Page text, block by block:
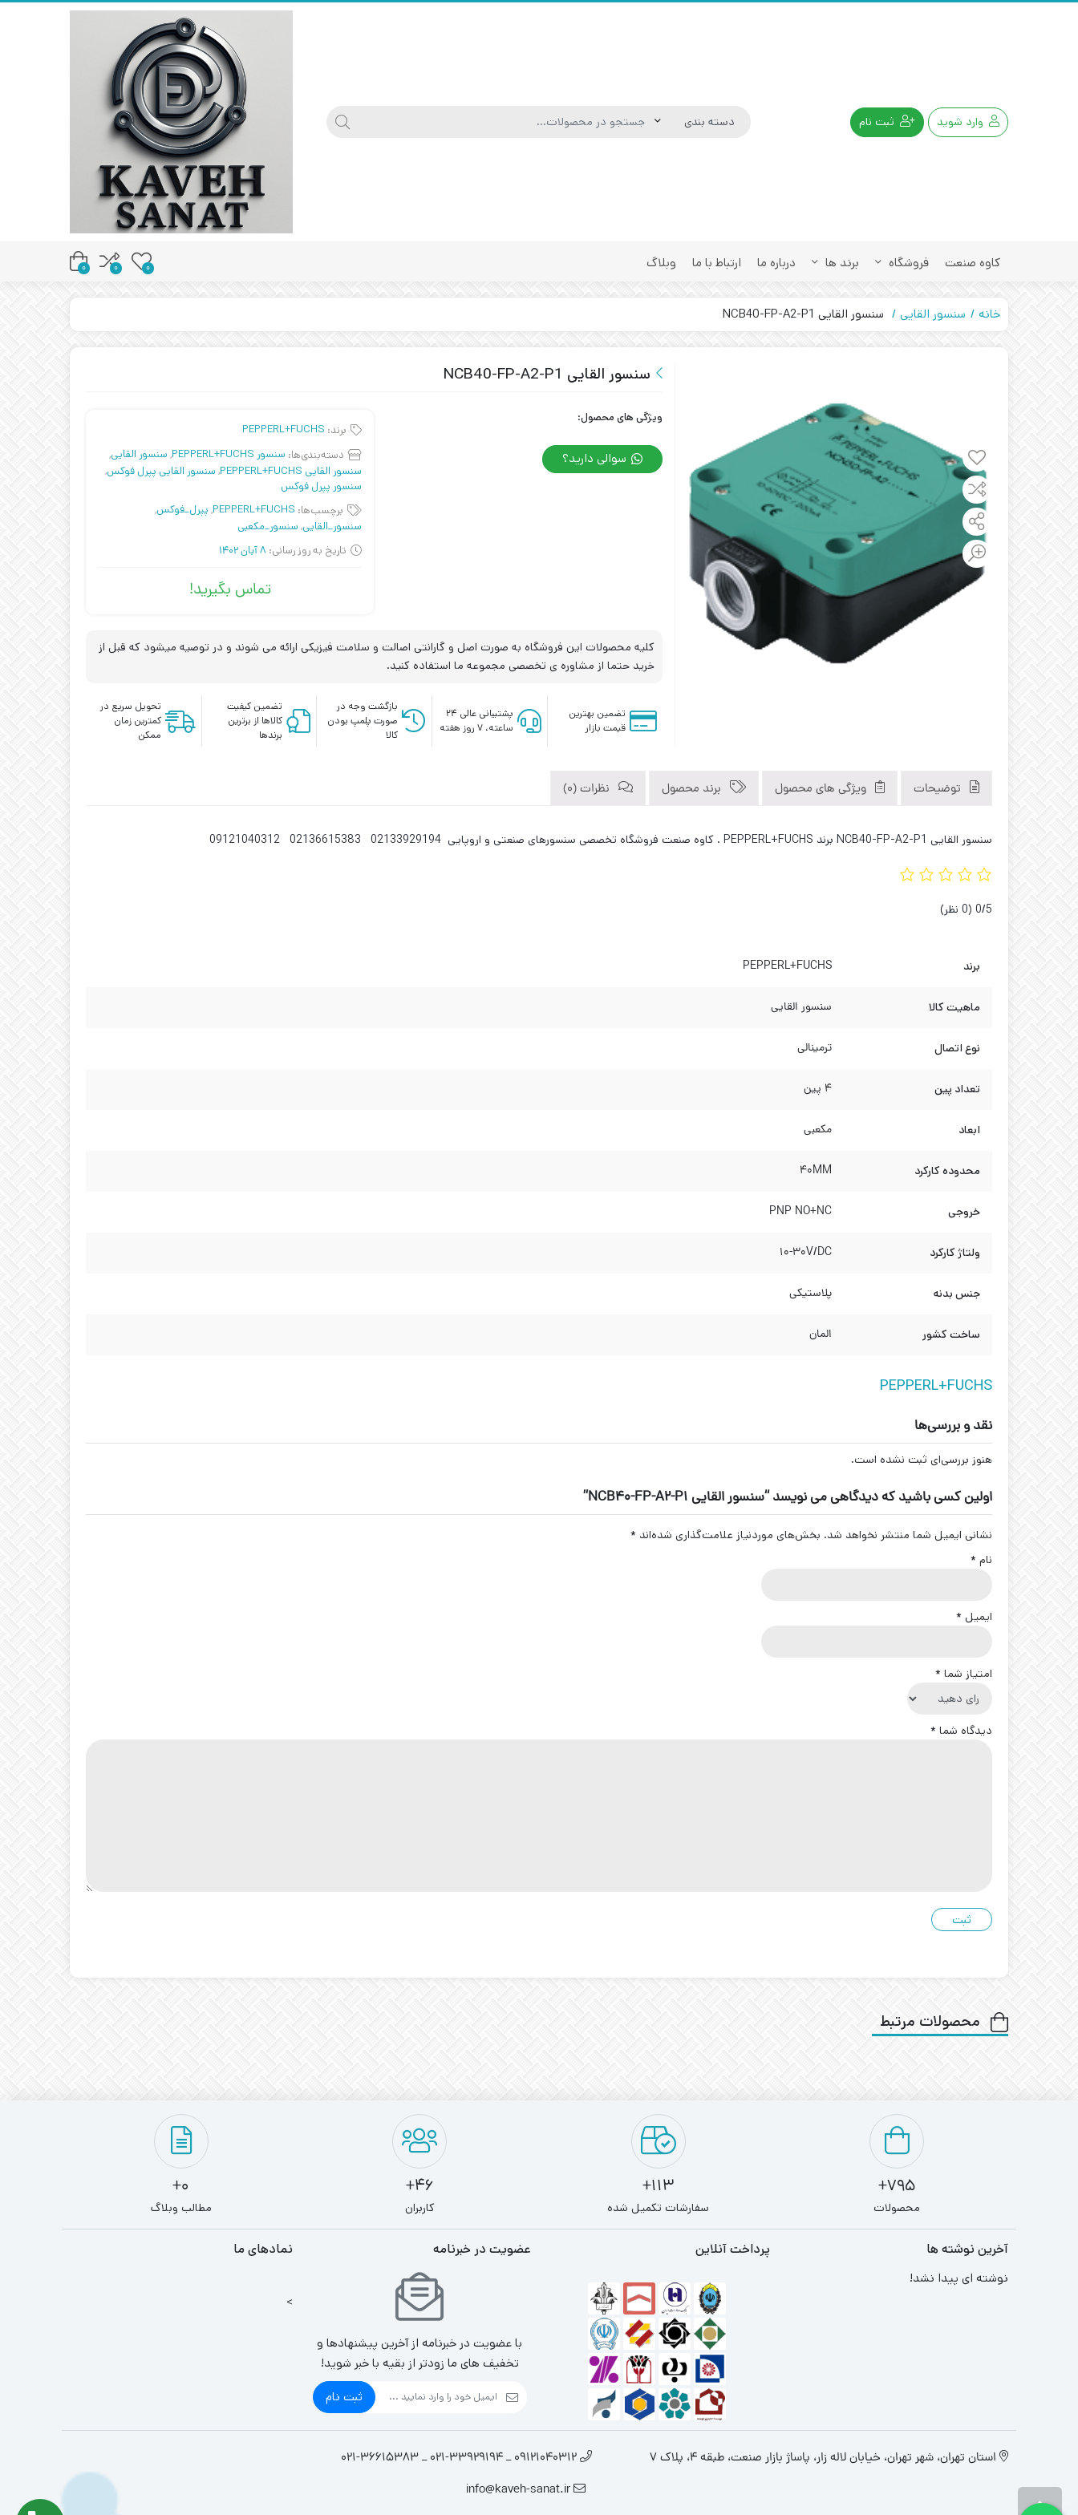
وارد شوید ثبت نام
کاوه صنعت فروشگاه برند ها درباره ما ارتباط با ما وبلاگ 0
0
0
خانه سنسور القایی سنسور القایی NCB40-FP-A2-P1
سنسور القایی NCB40-FP-A2-P1
ویژگی های محصول:
سوالی دارید؟
برند: PEPPERL+FUCHS
دسته‌بندی‌ها: سنسور PEPPERL+FUCHS , سنسور القایی,
سنسور القایی PEPPERL+FUCHS
, سنسور القایی پپرل فوکس,
سنسور پپرل فوکس
برچسب‌ها: PEPPERL+FUCHS
, پپرل_فوکس,
سنسور_القایی, سنسور_مکعبی
تاریخ به روز رسانی: 8 آبان 1402
تماس بگیرید!
کلیه محصولات این فروشگاه به صورت اصل و گارانتی اصالت و سلامت فیزیکی ارائه می شوند و در توصیه میشود که قبل از
خرید حتما از مشاوره ی تخصصی مجموعه ما استفاده کنید.
تضمین بهترین
قیمت بازار
پشتیبانی عالی ۲۴
ساعته، ۷ روز هفته
بازگشت وجه در
صورت پلمپ بودن
کالا
تضمین کیفیت
کالاها از برترین
برندها
تحویل سریع در
کمترین زمان
ممکن
توضیحات ویژگی های محصول برند محصول نظرات (0)
سنسور القایی NCB40-FP-A2-P1 برند PEPPERL+FUCHS . کاوه صنعت فروشگاه تخصصی سنسورهای صنعتی و اروپایی 02133929194 02136615383 09121040312
‫0/5 ‫(0 نظر)
برند PEPPERL+FUCHS
ماهیت کالا سنسور القایی
نوع اتصال ترمینالی
تعداد پین 4 پین
ابعاد مکعبی
محدوده کارکرد 40MM
خروجی PNP NO+NC
ولتاژ کارکرد 10-30V/DC
جنس بدنه پلاستیکی
ساخت کشور المان
PEPPERL+FUCHS
نقد و بررسی‌ها
هنوز بررسی‌ای ثبت نشده است.
اولین کسی باشید که دیدگاهی می نویسد “سنسور القایی NCB40-FP-A2-P1”
نشانی ایمیل شما منتشر نخواهد شد. بخش‌های موردنیاز علامت‌گذاری شده‌اند *
نام *
ایمیل *
امتیاز شما *
دیدگاه شما *
محصولات مرتبط
795+
محصولات
113+
سفارشات تکمیل شده
46+
کاربران
0+
مطالب وبلاگ
آخرین نوشته ها
نوشته ای پیدا نشد!
پرداخت آنلاین عضویت در خبرنامه
با عضویت در خبرنامه از آخرین پیشنهادها و
تخفیف های ما زودتر از بقیه با خبر شوید!
ثبت نام
نمادهای ما
>
استان تهران، شهر تهران، خیابان لاله زار، پاساژ بازار صنعت، طبقه 4، پلاک 7
09121040312 _ 021-33929194 _ 021-36615383
info@kaveh-sanat.ir